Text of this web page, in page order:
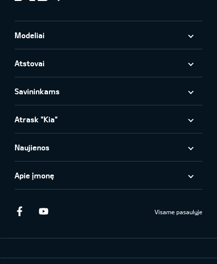
Modeliai
Atstovai
Savininkams
Atrask "Kia"
Naujienos
Apie įmonę
Facebook Visame pasaulyje